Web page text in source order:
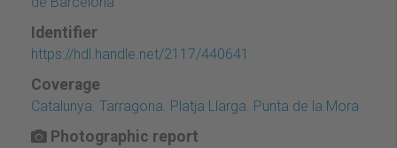
Identifier
https://hdl.handle.net/2117/440641
Coverage
Catalunya. Tarragona. Platja Llarga. Punta de la Mora
Photographic report